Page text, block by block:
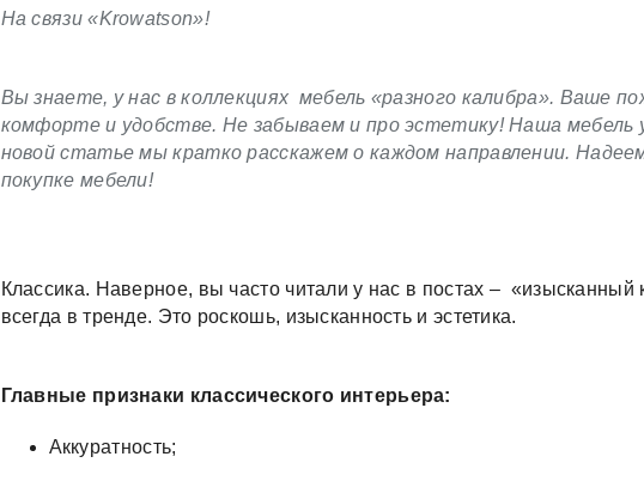
На связи «Krowatson»!
Вы знаете, у нас в коллекциях мебель «разного калибра». Ваше
комфорте и удобстве. Не забываем и про эстетику! Наша мебель
новой статье мы кратко расскажем о каждом направлении.
покупке мебели!
Классика. Наверное, вы часто читали у нас в постах – «изысканный
всегда в тренде. Это роскошь, изысканность и эстетика.
Главные признаки классического интерьера:
Аккуратность;